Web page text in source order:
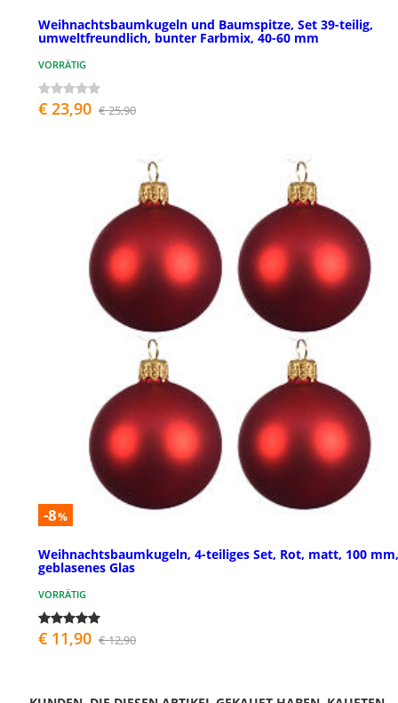
Weihnachtsbaumkugeln und Baumspitze, Set 39-teilig,
umweltfreundlich, bunter Farbmix, 40-60 mm
VORRÄTIG
€ 23,90 € 25,90
-8%
Weihnachtsbaumkugeln, 4-teiliges Set, Rot, matt, 100 mm,
geblasenes Glas
VORRÄTIG
€ 11,90 € 12,90